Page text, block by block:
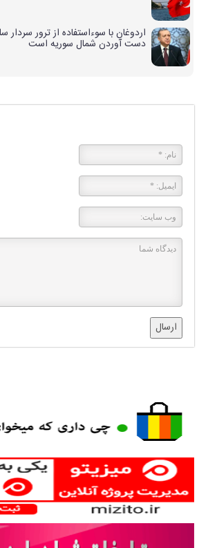
اردوغان با سوءاستفاده از ترور سردار
دست آوردن شمال سوریه است
ارسال